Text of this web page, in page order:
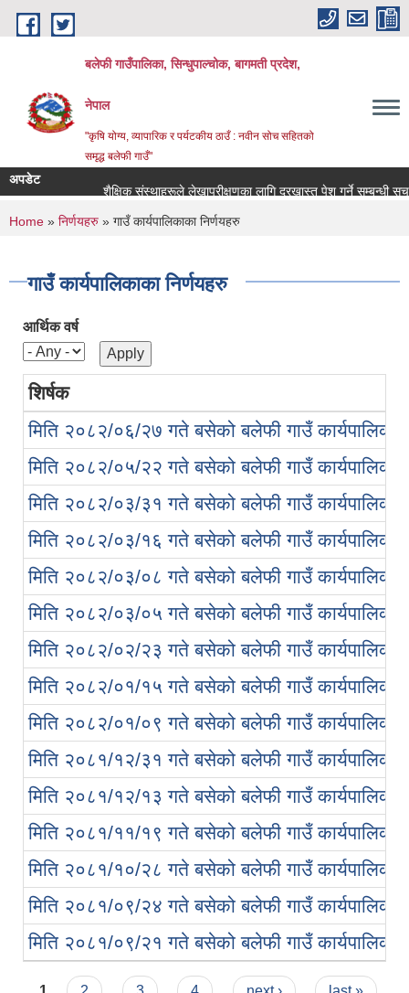
Skip to main content
बलेफी गाउँपालिका, सिन्धुपाल्चोक, बागमती प्रदेश,
नेपाल
"कृषि योग्य, व्यापारिक र पर्यटकीय ठाउँ : नवीन सोच सहितको
समृद्ध बलेफी गाउँ"
अपडेट
शैक्षिक संस्थाहरूले लेखापरीक्षणका लागि दरखास्त पेश गर्ने सम्बन्धी सूचना !!!
You are here
Home » निर्णयहरु » गाउँ कार्यपालिकाका निर्णयहरु
गाउँ कार्यपालिकाका निर्णयहरु
आर्थिक वर्ष
शिर्षक
मिति २०८२/०६/२७ गते बसेको बलेफी गाउँ कार्यपालिका
मिति २०८२/०५/२२ गते बसेको बलेफी गाउँ कार्यपालिका
मिति २०८२/०३/३१ गते बसेको बलेफी गाउँ कार्यपालिका
मिति २०८२/०३/१६ गते बसेको बलेफी गाउँ कार्यपालिका
मिति २०८२/०३/०८ गते बसेको बलेफी गाउँ कार्यपालिका
मिति २०८२/०३/०५ गते बसेको बलेफी गाउँ कार्यपालिका
मिति २०८२/०२/२३ गते बसेको बलेफी गाउँ कार्यपालिका
मिति २०८२/०१/१५ गते बसेको बलेफी गाउँ कार्यपालिका
मिति २०८२/०१/०९ गते बसेको बलेफी गाउँ कार्यपालिका
मिति २०८१/१२/३१ गते बसेको बलेफी गाउँ कार्यपालिका
मिति २०८१/१२/१३ गते बसेको बलेफी गाउँ कार्यपालिका
मिति २०८१/११/१९ गते बसेको बलेफी गाउँ कार्यपालिका
मिति २०८१/१०/२८ गते बसेको बलेफी गाउँ कार्यपालिका
मिति २०८१/०९/२४ गते बसेको बलेफी गाउँ कार्यपालिका
मिति २०८१/०९/२१ गते बसेको बलेफी गाउँ कार्यपालिका